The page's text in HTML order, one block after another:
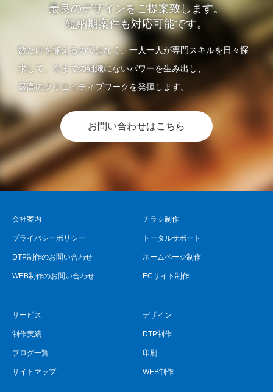
最良のデザインをご提案致します。
短納期案件も対応可能です。
数だけを揃えるのではなく、一人一人が専門スキルを日々探
求して、今までの組織にないパワーを生み出し、
最高のクリエイティブワークを発揮します。
お問い合わせはこちら
会社案内
プライバシーポリシー
DTP制作のお問い合わせ
WEB制作のお問い合わせ
チラシ制作
トータルサポート
ホームページ制作
ECサイト制作
サービス
制作実績
ブログ一覧
サイトマップ
デザイン
DTP制作
印刷
WEB制作